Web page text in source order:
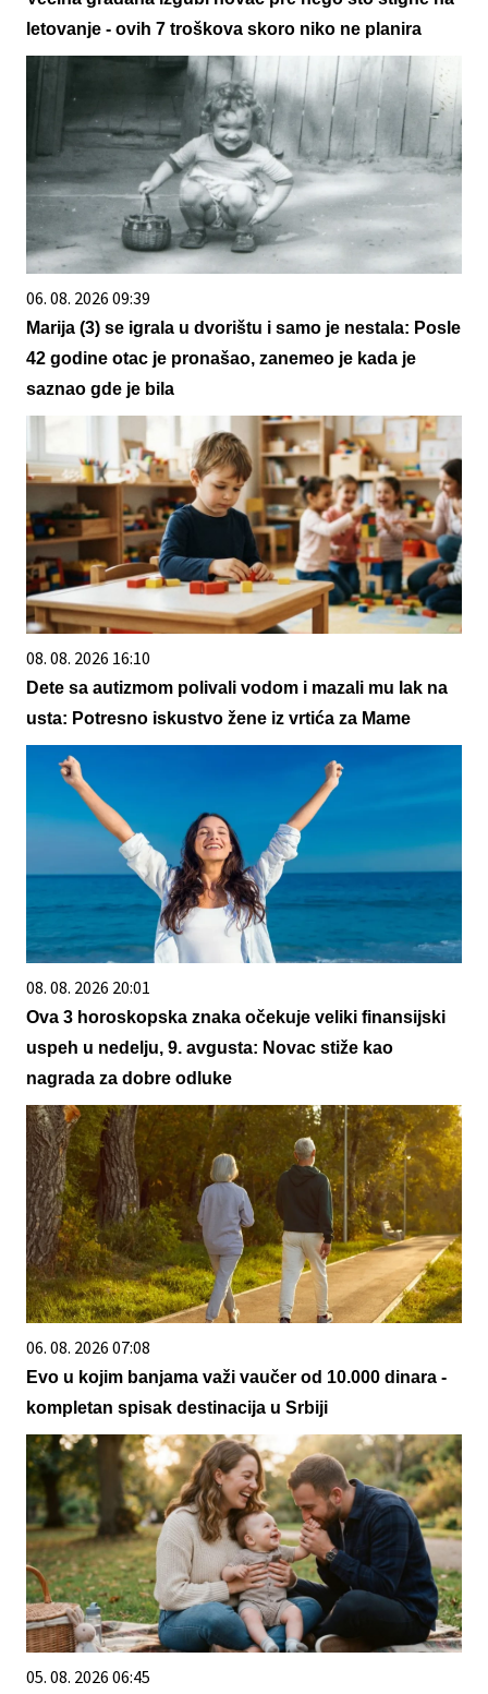
letovanje - ovih 7 troškova skoro niko ne planira
06. 08. 2026 09:39
Marija (3) se igrala u dvorištu i samo je nestala: Posle
42 godine otac je pronašao, zanemeo je kada je
saznao gde je bila
08. 08. 2026 16:10
Dete sa autizmom polivali vodom i mazali mu lak na
usta: Potresno iskustvo žene iz vrtića za Mame
08. 08. 2026 20:01
Ova 3 horoskopska znaka očekuje veliki finansijski
uspeh u nedelju, 9. avgusta: Novac stiže kao
nagrada za dobre odluke
06. 08. 2026 07:08
Evo u kojim banjama važi vaučer od 10.000 dinara -
kompletan spisak destinacija u Srbiji
05. 08. 2026 06:45